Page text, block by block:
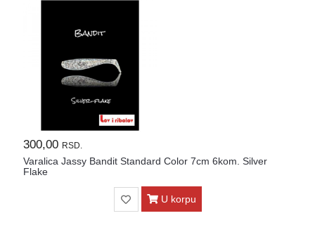
300,00 RSD.
Varalica Jassy Bandit Standard Color 7cm 6kom. Silver
Flake
U korpu